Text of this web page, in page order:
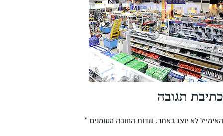
כתיבת תגובה
האימייל לא יוצג באתר. שדות החובה מסומנים *